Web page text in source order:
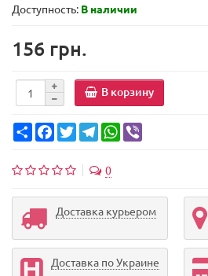
Доступность: В наличии
156 грн.
В корзину
Share FacebookTwitterTelegramWhatsApp
0
Доставка курьером
Доставка по Украине